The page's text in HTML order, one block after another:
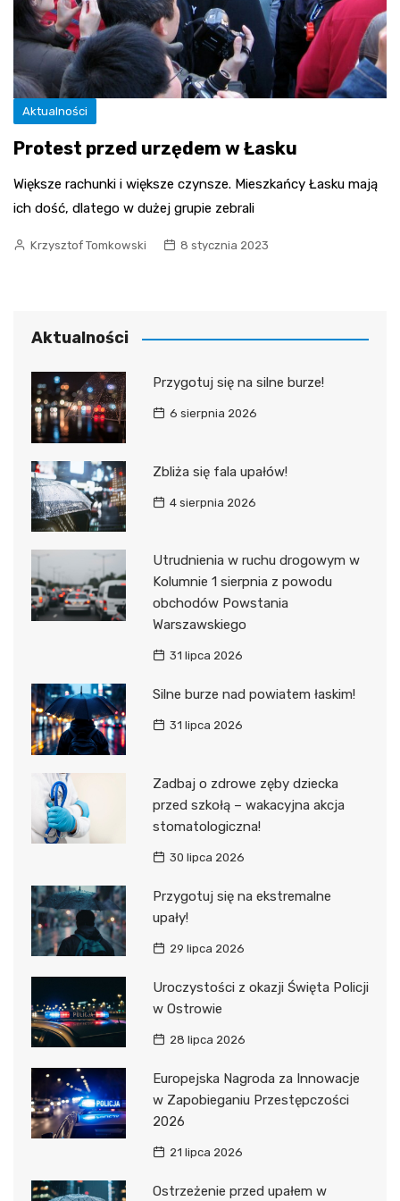
Aktualności
Protest przed urzędem w Łasku
Większe rachunki i większe czynsze. Mieszkańcy Łasku mają
ich dość, dlatego w dużej grupie zebrali
Krzysztof Tomkowski 8 stycznia 2023
Aktualności
Przygotuj się na silne burze!
6 sierpnia 2026
Zbliża się fala upałów!
4 sierpnia 2026
Utrudnienia w ruchu drogowym w
Kolumnie 1 sierpnia z powodu
obchodów Powstania
Warszawskiego
31 lipca 2026
Silne burze nad powiatem łaskim!
31 lipca 2026
Zadbaj o zdrowe zęby dziecka
przed szkołą – wakacyjna akcja
stomatologiczna!
30 lipca 2026
Przygotuj się na ekstremalne
upały!
29 lipca 2026
Uroczystości z okazji Święta Policji
w Ostrowie
28 lipca 2026
Europejska Nagroda za Innowacje
w Zapobieganiu Przestępczości
2026
21 lipca 2026
Ostrzeżenie przed upałem w